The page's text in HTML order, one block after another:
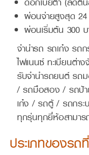
ผ่อนจ่ายสูงสุด
ผ่อนเริ่มต้น 300
จำนำรถ รถเก๋ง รถ
ไฟแนนซ์ ทะเบียนต่า
รับจำนำรถยนต์ รถ
/ รถมือสอง / รถป้า
เก๋ง / รถตู้ / รถกระ
ทุกรุ่นทุกยี่ห้อสามาร
ประเภทของรถ